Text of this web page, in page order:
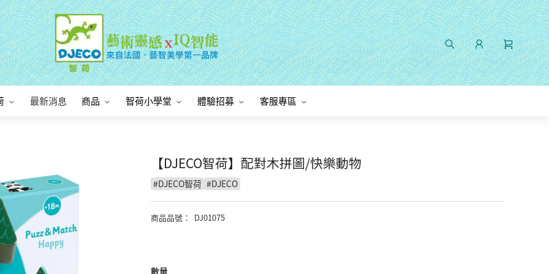
最新消息 商品 智荷小學堂 體驗招募 客服專區
【DJECO智荷】配對木拼圖/快樂動物
#DJECO智荷 #DJECO
商品品號 ： DJ01075
數量